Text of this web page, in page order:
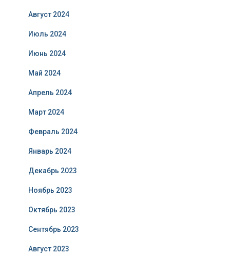
Август 2024
Июль 2024
Июнь 2024
Май 2024
Апрель 2024
Март 2024
Февраль 2024
Январь 2024
Декабрь 2023
Ноябрь 2023
Октябрь 2023
Сентябрь 2023
Август 2023